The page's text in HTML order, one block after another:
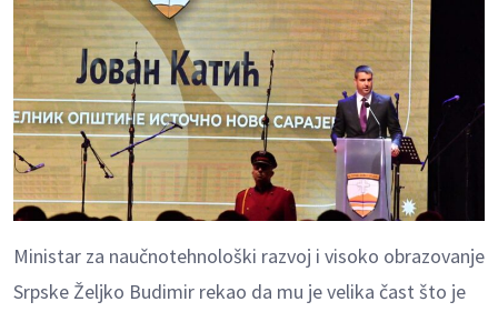
Ministar za naučnotehnološki razvoj i visoko obrazovanje
Srpske Željko Budimir rekao da mu je velika čast što je